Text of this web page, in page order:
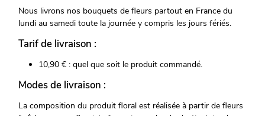
Nous livrons nos bouquets de fleurs partout en France du
lundi au samedi toute la journée y compris les jours fériés.
Tarif de livraison :
10,90 € : quel que soit le produit commandé.
Modes de livraison :
La composition du produit floral est réalisée à partir de fleurs